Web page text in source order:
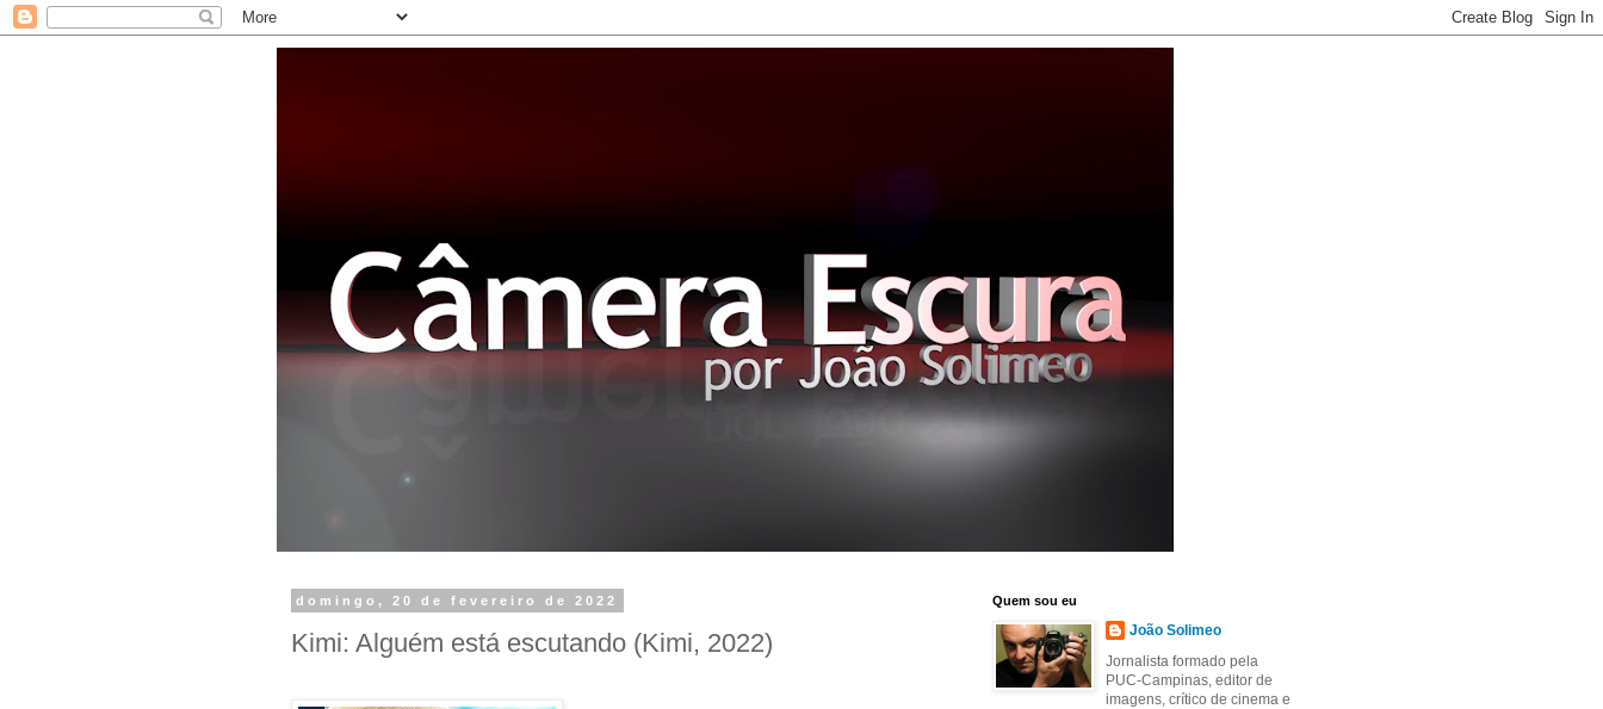
domingo, 20 de fevereiro de 2022
Kimi: Alguém está escutando (Kimi, 2022)
Quem sou eu
João Solimeo
Jornalista formado pela
PUC-Campinas, editor de
imagens, crítico de cinema e